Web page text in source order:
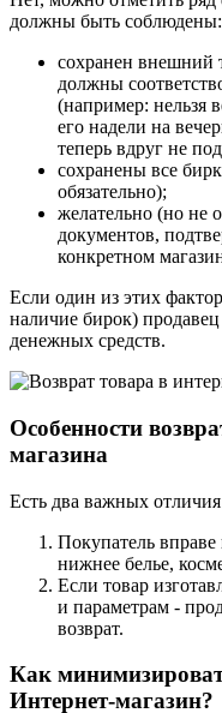
должны быть соблюдены:
сохранен внешний
должны
(например: нельзя
его надели на
теперь вдруг не
сохранены все
обязательно);
желательно (но не
документов,
конкретном
Если один из этих
наличие бирок) продавец
денежных средств.
Особенности
магазина
Есть два важных
Покупатель
нижнее белье,
Если товар
и параметрам -
возврат.
Как
Интернет-магазин?